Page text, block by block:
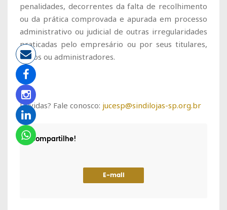
penalidades, decorrentes da falta de recolhimento
ou da prática comprovada e apurada em processo
administrativo ou judicial de outras irregularidades
praticadas pelo empresário ou por seus titulares,
sócios ou administradores.
Dúvidas? Fale conosco: jucesp@sindilojas-sp.org.br
Compartilhe!
E-mail